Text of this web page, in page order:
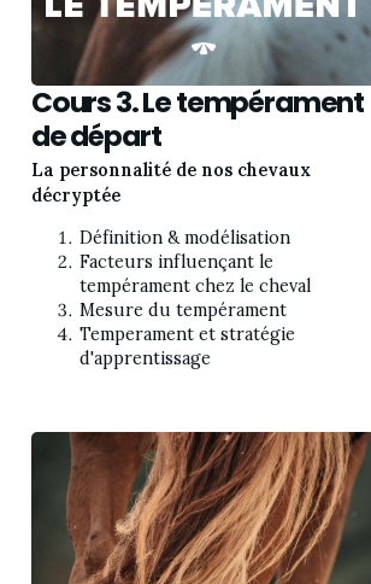
Cours 3. Le tempérament
de départ
La personnalité de nos chevaux
décryptée
Définition & modélisation
Facteurs influençant le
tempérament chez le cheval
Mesure du tempérament
Temperament et stratégie
d'apprentissage